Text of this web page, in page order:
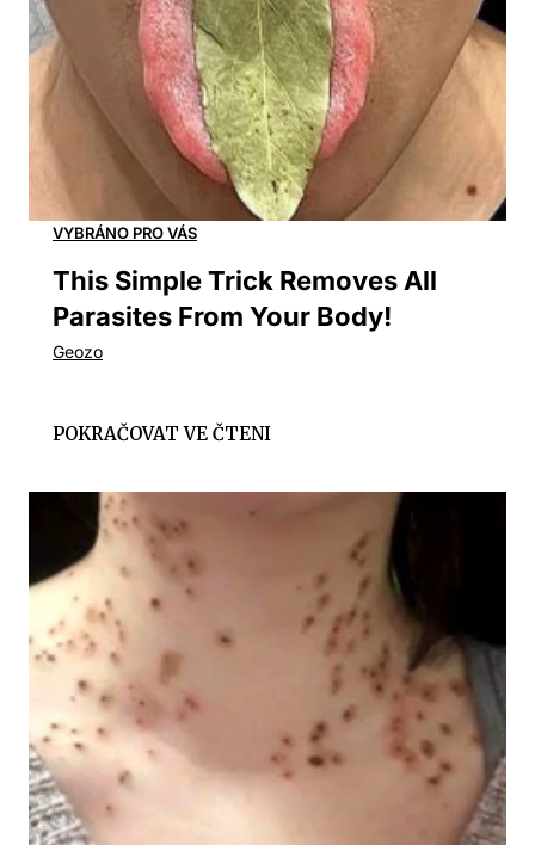
This Simple Trick Removes All
Parasites From Your Body!